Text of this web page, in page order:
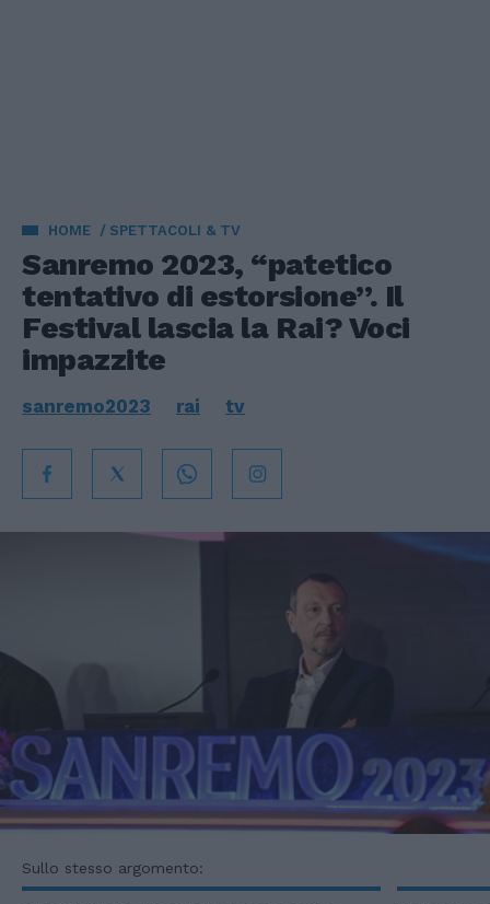
HOME SPETTACOLI & TV
Sanremo 2023, “patetico
tentativo di estorsione”. Il
Festival lascia la Rai? Voci
impazzite
sanremo2023 rai tv
Sullo stesso argomento: